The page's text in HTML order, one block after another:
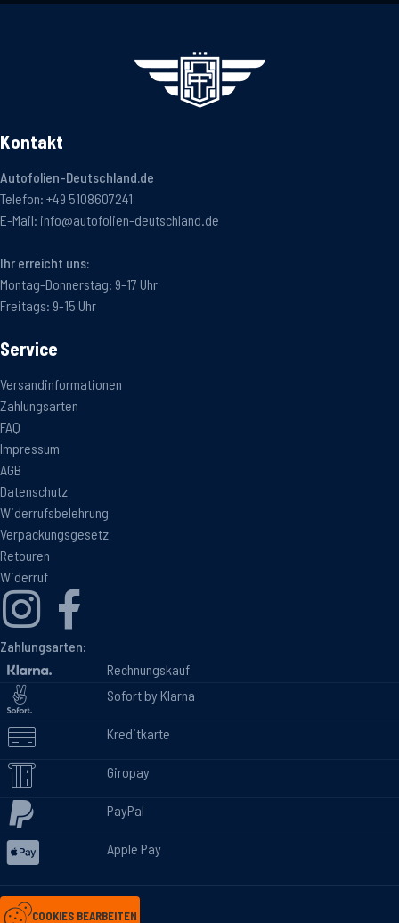
Kontakt
Autofolien-Deutschland.de
Telefon: +49 5108607241
E-Mail: info@autofolien-deutschland.de
Ihr erreicht uns:
Montag-Donnerstag: 9-17 Uhr
Freitags: 9-15 Uhr
Service
Versandinformationen
Zahlungsarten
FAQ
Impressum
AGB
Datenschutz
Widerrufsbelehrung
Verpackungsgesetz
Retouren
Widerruf
Zahlungsarten:
Rechnungskauf
Sofort by Klarna
Kreditkarte
Giropay
PayPal
Apple Pay
COOKIES BEARBEITEN